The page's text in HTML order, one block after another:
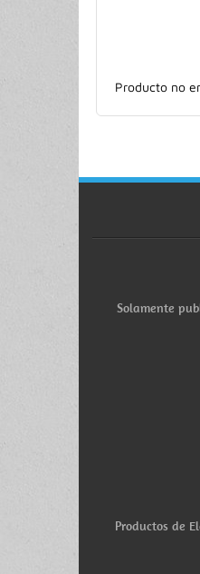
Producto no
Solamente
Productos de